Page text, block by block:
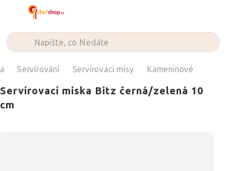
Servírování Servírovací mísy Kameninové
Servírovací miska Bitz černá/zelená 10
cm